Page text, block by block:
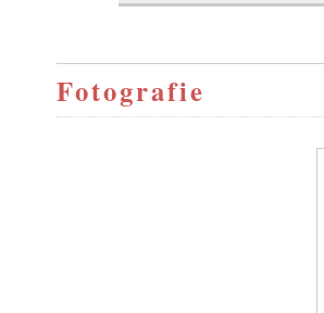
Fotografie